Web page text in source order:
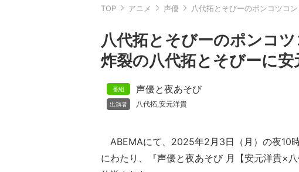
TOP アニメ 声優 八代拓とそびーのポンコツコ
八代拓とそびーのポンコ
炸裂の八代拓とそびーに
声優と夜あそび
八代拓,安元洋貴
ABEMAにて、2025年2月3日（月）の夜10
にわたり、『声優と夜あそび 月【安元洋貴×